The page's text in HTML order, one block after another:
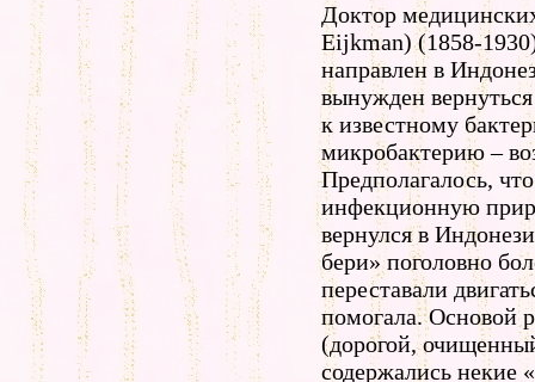
Доктор
Eijkman) (1858-
направлен в
вынужден
к известному
микробактерию –
Предполагалось,
инфекционную
вернулся в
бери» поголовно
переставали
помогала. Основой
(дорогой,
содержались некие